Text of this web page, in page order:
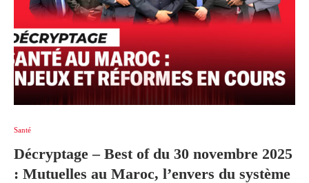
Santé
Décryptage – Best of du 30 novembre 2025
: Mutuelles au Maroc, l’envers du système